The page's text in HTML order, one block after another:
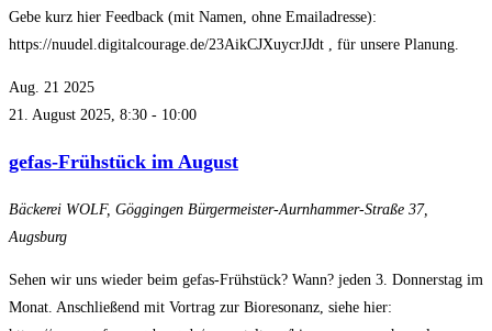
Gebe kurz hier Feedback (mit Namen, ohne Emailadresse):
https://nuudel.digitalcourage.de/23AikCJXuycrJJdt , für unsere Planung.
Aug. 21 2025
21. August 2025, 8:30 - 10:00
gefas-Frühstück im August
Bäckerei WOLF, Göggingen Bürgermeister-Aurnhammer-Straße 37,
Augsburg
Sehen wir uns wieder beim gefas-Frühstück? Wann? jeden 3. Donnerstag im
Monat. Anschließend mit Vortrag zur Bioresonanz, siehe hier: